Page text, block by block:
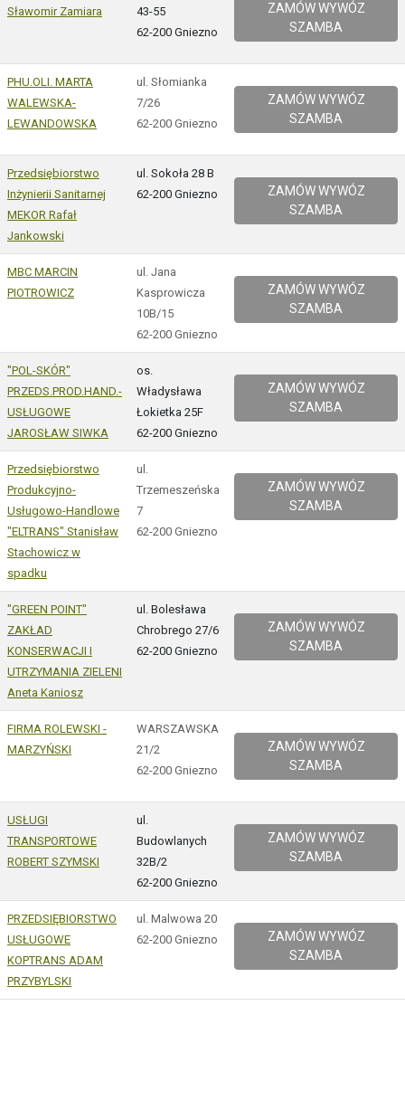
Sławomir Zamiara
43-55
62-200 Gniezno
ZAMÓW WYWÓZ
SZAMBA
PHU.OLI. MARTA
WALEWSKA-
LEWANDOWSKA
ul. Słomianka
7/26
62-200 Gniezno
ZAMÓW WYWÓZ
SZAMBA
Przedsiębiorstwo
Inżynierii Sanitarnej
MEKOR Rafał
Jankowski
ul. Sokoła 28 B
62-200 Gniezno
ZAMÓW WYWÓZ
SZAMBA
MBC MARCIN
PIOTROWICZ
ul. Jana
Kasprowicza
10B/15
62-200 Gniezno
ZAMÓW WYWÓZ
SZAMBA
"POL-SKÓR"
PRZEDS.PROD.HAND.-
USŁUGOWE
JAROSŁAW SIWKA
os.
Władysława
Łokietka 25F
62-200 Gniezno
ZAMÓW WYWÓZ
SZAMBA
Przedsiębiorstwo
Produkcyjno-
Usługowo-Handlowe
"ELTRANS" Stanisław
Stachowicz w
spadku
ul.
Trzemeszeńska
7
62-200 Gniezno
ZAMÓW WYWÓZ
SZAMBA
"GREEN POINT"
ZAKŁAD
KONSERWACJI I
UTRZYMANIA ZIELENI
Aneta Kaniosz
ul. Bolesława
Chrobrego 27/6
62-200 Gniezno
ZAMÓW WYWÓZ
SZAMBA
FIRMA ROLEWSKI -
MARZYŃSKI
WARSZAWSKA
21/2
62-200 Gniezno
ZAMÓW WYWÓZ
SZAMBA
USŁUGI
TRANSPORTOWE
ROBERT SZYMSKI
ul.
Budowlanych
32B/2
62-200 Gniezno
ZAMÓW WYWÓZ
SZAMBA
PRZEDSIĘBIORSTWO
USŁUGOWE
KOPTRANS ADAM
PRZYBYLSKI
ul. Malwowa 20
62-200 Gniezno
ZAMÓW WYWÓZ
SZAMBA